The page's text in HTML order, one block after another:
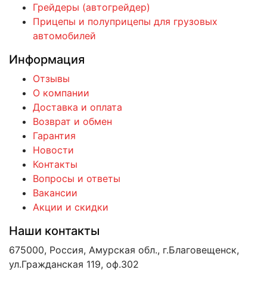
Грейдеры (автогрейдер)
Прицепы и полуприцепы для грузовых
автомобилей
Информация
Отзывы
О компании
Доставка и оплата
Возврат и обмен
Гарантия
Новости
Контакты
Вопросы и ответы
Вакансии
Акции и скидки
Наши контакты
675000, Россия, Амурская обл., г.Благовещенск,
ул.Гражданская 119, оф.302